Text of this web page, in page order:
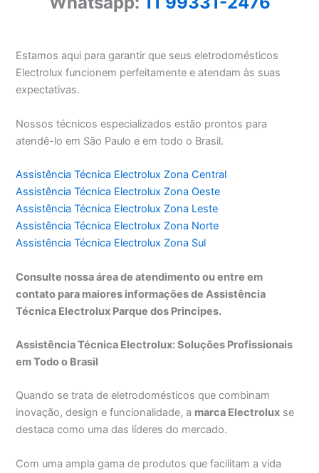
Estamos aqui para garantir que seus eletrodomésticos
Electrolux funcionem perfeitamente e atendam às suas
expectativas.
Nossos técnicos especializados estão prontos para
atendê-lo em São Paulo e em todo o Brasil.
Assistência Técnica Electrolux Zona Central
Assistência Técnica Electrolux Zona Oeste
Assistência Técnica Electrolux Zona Leste
Assistência Técnica Electrolux Zona Norte
Assistência Técnica Electrolux Zona Sul
Consulte nossa área de atendimento ou entre em
contato para maiores informações de Assistência
Técnica Electrolux Parque dos Principes.
Assistência Técnica Electrolux: Soluções Profissionais
em Todo o Brasil
Quando se trata de eletrodomésticos que combinam
inovação, design e funcionalidade, a marca Electrolux se
destaca como uma das líderes do mercado.
Com uma ampla gama de produtos que facilitam a vida